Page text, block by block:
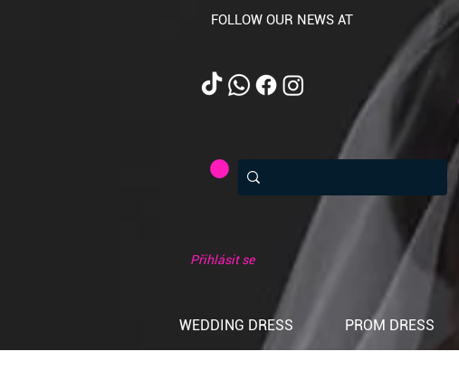
FOLLOW OUR NEWS AT
Přihlásit se
WEDDING DRESS PROM DRESS